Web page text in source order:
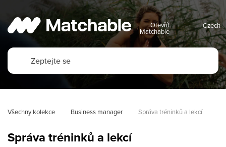
Otevřít
Matchable
Všechny kolekce Business manager Správa tréninků a lekcí
Správa tréninků a lekcí